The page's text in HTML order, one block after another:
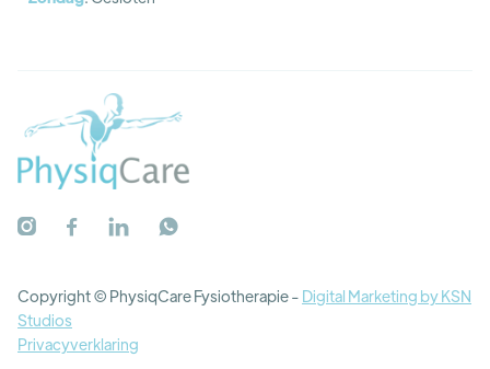
   
Copyright © PhysiqCare Fysiotherapie- Digital Marketing by KSN
Studios
Privacyverklaring